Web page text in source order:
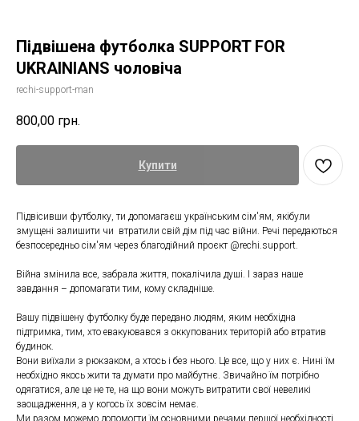
Підвішена футболка SUPPORT FOR
UKRAINIANS чоловіча
rechi-support-man
800,00 грн.
Купити
Підвісивши футболку, ти допомагаєш українським сім'ям, якібули
змущені залишити чи втратили свій дім під час війни. Речі передаються
безпосередньо сім'ям через благодійний проєкт @rechi.support.
Війна змінила все, забрала життя, покалічила душі. І зараз наше
завдання – допомагати тим, кому складніше.
Вашу підвішену футболку буде передано людям, яким необхідна
підтримка, тим, хто евакуювався з оккупованих територій або втратив
будинок.
Вони виїхали з рюкзаком, а хтось і без нього. Це все, що у них є. Нині їм
необхідно якось жити та думати про майбутнє. Звичайно їм потрібно
одягатися, але це не те, на що вони можуть витратити свої невеликі
заощадження, а у когось їх зовсім немає.